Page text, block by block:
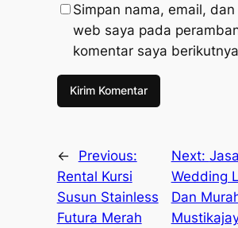
Simpan nama, email,
web saya pada
komentar saya
←
Previous:
Rental Kursi
Susun Stainless
Futura Merah
Next:
Wedding
Dan